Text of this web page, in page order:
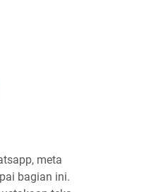
meta
bagian ini.